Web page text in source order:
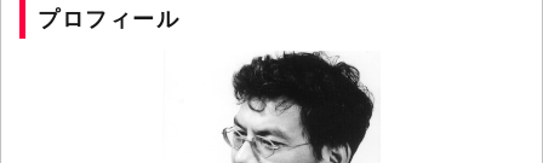
プロフィール